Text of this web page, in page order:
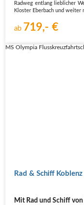
Radweg entlang lieblicher
Kloster Eberbach und weiter
ab 719,- €
MS Olympia
Rad & Schiff
Mit Rad und Schiff